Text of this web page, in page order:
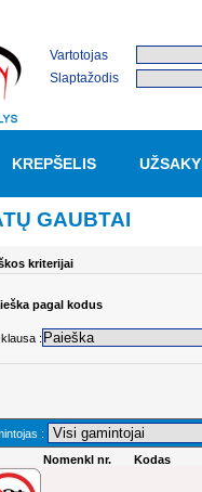
Vartotojas
Slaptažodis
KREPŠELIS
GAUBTAI
kriterijai
pagal kodus
:
:
Nomenkl nr.
Kodas